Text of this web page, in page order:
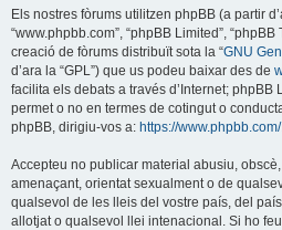
Els nostres fòrums utilitzen phpBB (a partir
“www.phpbb.com”, “phpBB Limited”,
creació de fòrums distribuït sota la “GNU
d’ara la “GPL”) que us podeu baixar des de
facilita els debats a través d’Internet;
permet o no en termes de cotingut o
phpBB, dirigiu-vos a: https://www.phpbb.com/.
Accepteu no publicar material abusiu, obscè,
amenaçant, orientat sexualment o de
qualsevol de les lleis del vostre país, del país
allotjat o qualsevol llei intenacional. Si ho